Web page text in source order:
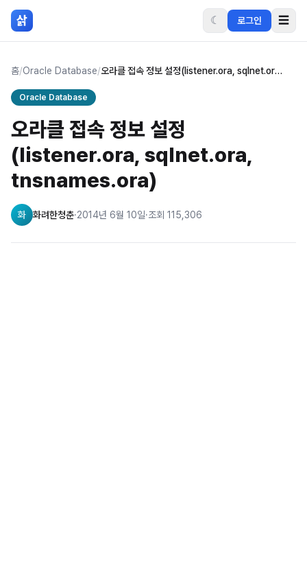
본문 바로가기
삵 ☾ 로그인 ☰
홈/Oracle Database/ 오라클 접속 정보 설정(listener.ora, sqlnet.ora, tnsnames.ora)
Oracle Database
오라클 접속 정보 설정
(listener.ora, sqlnet.ora,
tnsnames.ora)
화 화려한청춘·2014년 6월 10일·조회 115,306